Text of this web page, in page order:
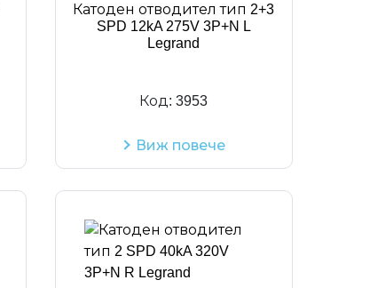
Катоден отводител тип 2+3
SPD 12kA 275V 3P+N L
Legrand
Код:3953
Виж повече